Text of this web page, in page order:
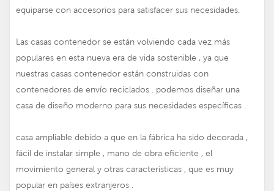
equiparse con accesorios para satisfacer sus necesidades.
Las casas contenedor se están volviendo cada vez más
populares en esta nueva era de vida sostenible , ya que
nuestras casas contenedor están construidas con
contenedores de envío reciclados . podemos diseñar una
casa de diseño moderno para sus necesidades específicas .
casa ampliable debido a que en la fábrica ha sido decorada ,
fácil de instalar simple , mano de obra eficiente , el
movimiento general y otras características , que es muy
popular en países extranjeros .